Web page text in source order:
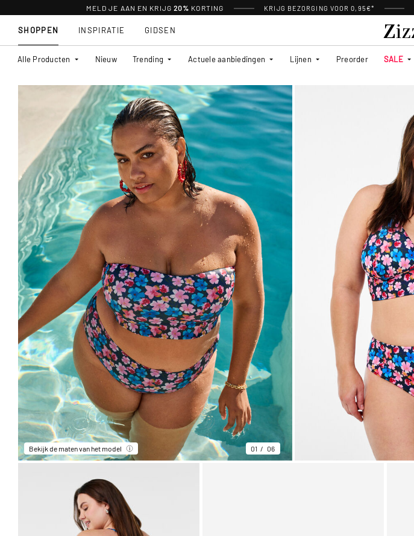
MELD JE AAN EN KRIJG 20% KORTING KRIJG BEZORGING VOOR 0,95€*
SHOPPEN
Alle Producten Nieuw Trending Actuele aanbiedingen Lijnen Preorder SALE
INSPIRATIE GIDSEN
Bekijk de maten van het model 01 06